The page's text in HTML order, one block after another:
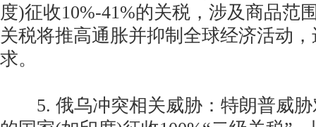
度)征收10%-41%的关税，涉及商品范
关税将推高通胀并抑制全球经济活动
求。
5. 俄乌冲突相关威胁：特朗普威胁